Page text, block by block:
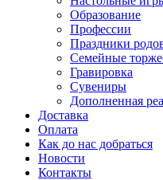
Образование
Профессии
Праздники
Семейные
Гравировка
Сувениры
Дополненная
Доставка
Оплата
Как до нас добраться
Новости
Контакты